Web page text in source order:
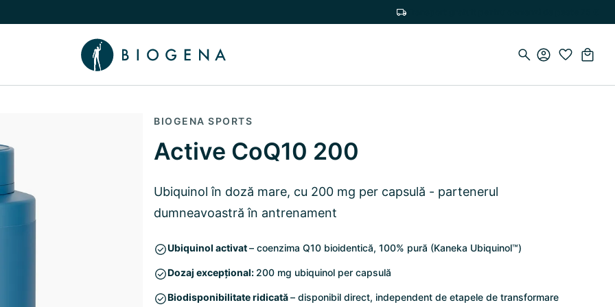
Comutare submeniu Cunoaștere
BIOGENA SPORTS
Active CoQ10 200
Ubiquinol în doză mare, cu 200 mg per capsulă - partenerul
dumneavoastră în antrenament
Ubiquinol activat– coenzima Q10 bioidentică, 100% pură (Kaneka Ubiquinol™)
Dozaj excepțional: 200 mg ubiquinol per capsulă
Biodisponibilitate ridicată– disponibil direct, independent de etapele de transformare